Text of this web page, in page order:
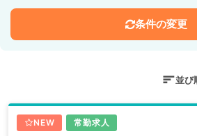
条件の変更
並び
NEW 常勤求人